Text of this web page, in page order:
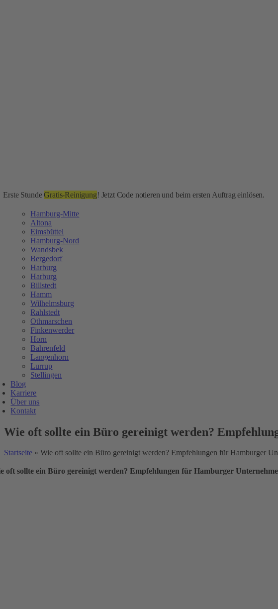
Erste StundeGratis-Reinigung! Jetzt Code notieren und beim ersten Auftrag einlösen.
Hamburg-Mitte
Altona
Eimsbüttel
Hamburg-Nord
Wandsbek
Bergedorf
Harburg
Harburg
Billstedt
Hamm
Wilhelmsburg
Rahlstedt
Othmarschen
Finkenwerder
Horn
Bahrenfeld
Langenhorn
Lurrup
Stellingen
Blog
Karriere
Über uns
Kontakt
Wie oft sollte ein Büro gereinigt werden?
Startseite » Wie oft sollte ein Büro gereinigt werden? Empfehlungen für Hamburger
oft sollte ein Büro gereinigt werden? Empfehlungen für Hamburger